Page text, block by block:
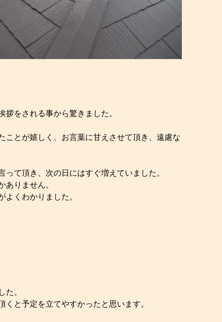
をされる事から驚きました。
とが嬉しく、お言葉に甘えさせて頂き、遠慮な
て頂き、次の日にはすぐ増えていました。
りません。
くわかりました。
。
と予定を立てやすかったと思います。